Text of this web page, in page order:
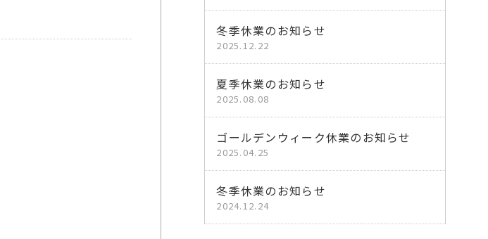
冬季休業のお知らせ
2025.12.22
夏季休業のお知らせ
2025.08.08
ゴールデンウィーク休業のお知らせ
2025.04.25
冬季休業のお知らせ
2024.12.24